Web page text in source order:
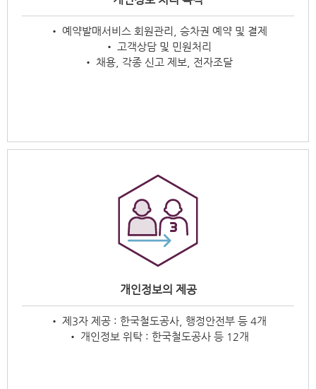
• 예약발매서비스 회원관리, 승차권 예약 및 결제
• 고객상담 및 민원처리
• 채용, 각종 신고 제보, 전자조달
개인정보의 제공
• 제3자 제공 : 한국철도공사, 행정안전부 등 4개
• 개인정보 위탁 : 한국철도공사 등 12개